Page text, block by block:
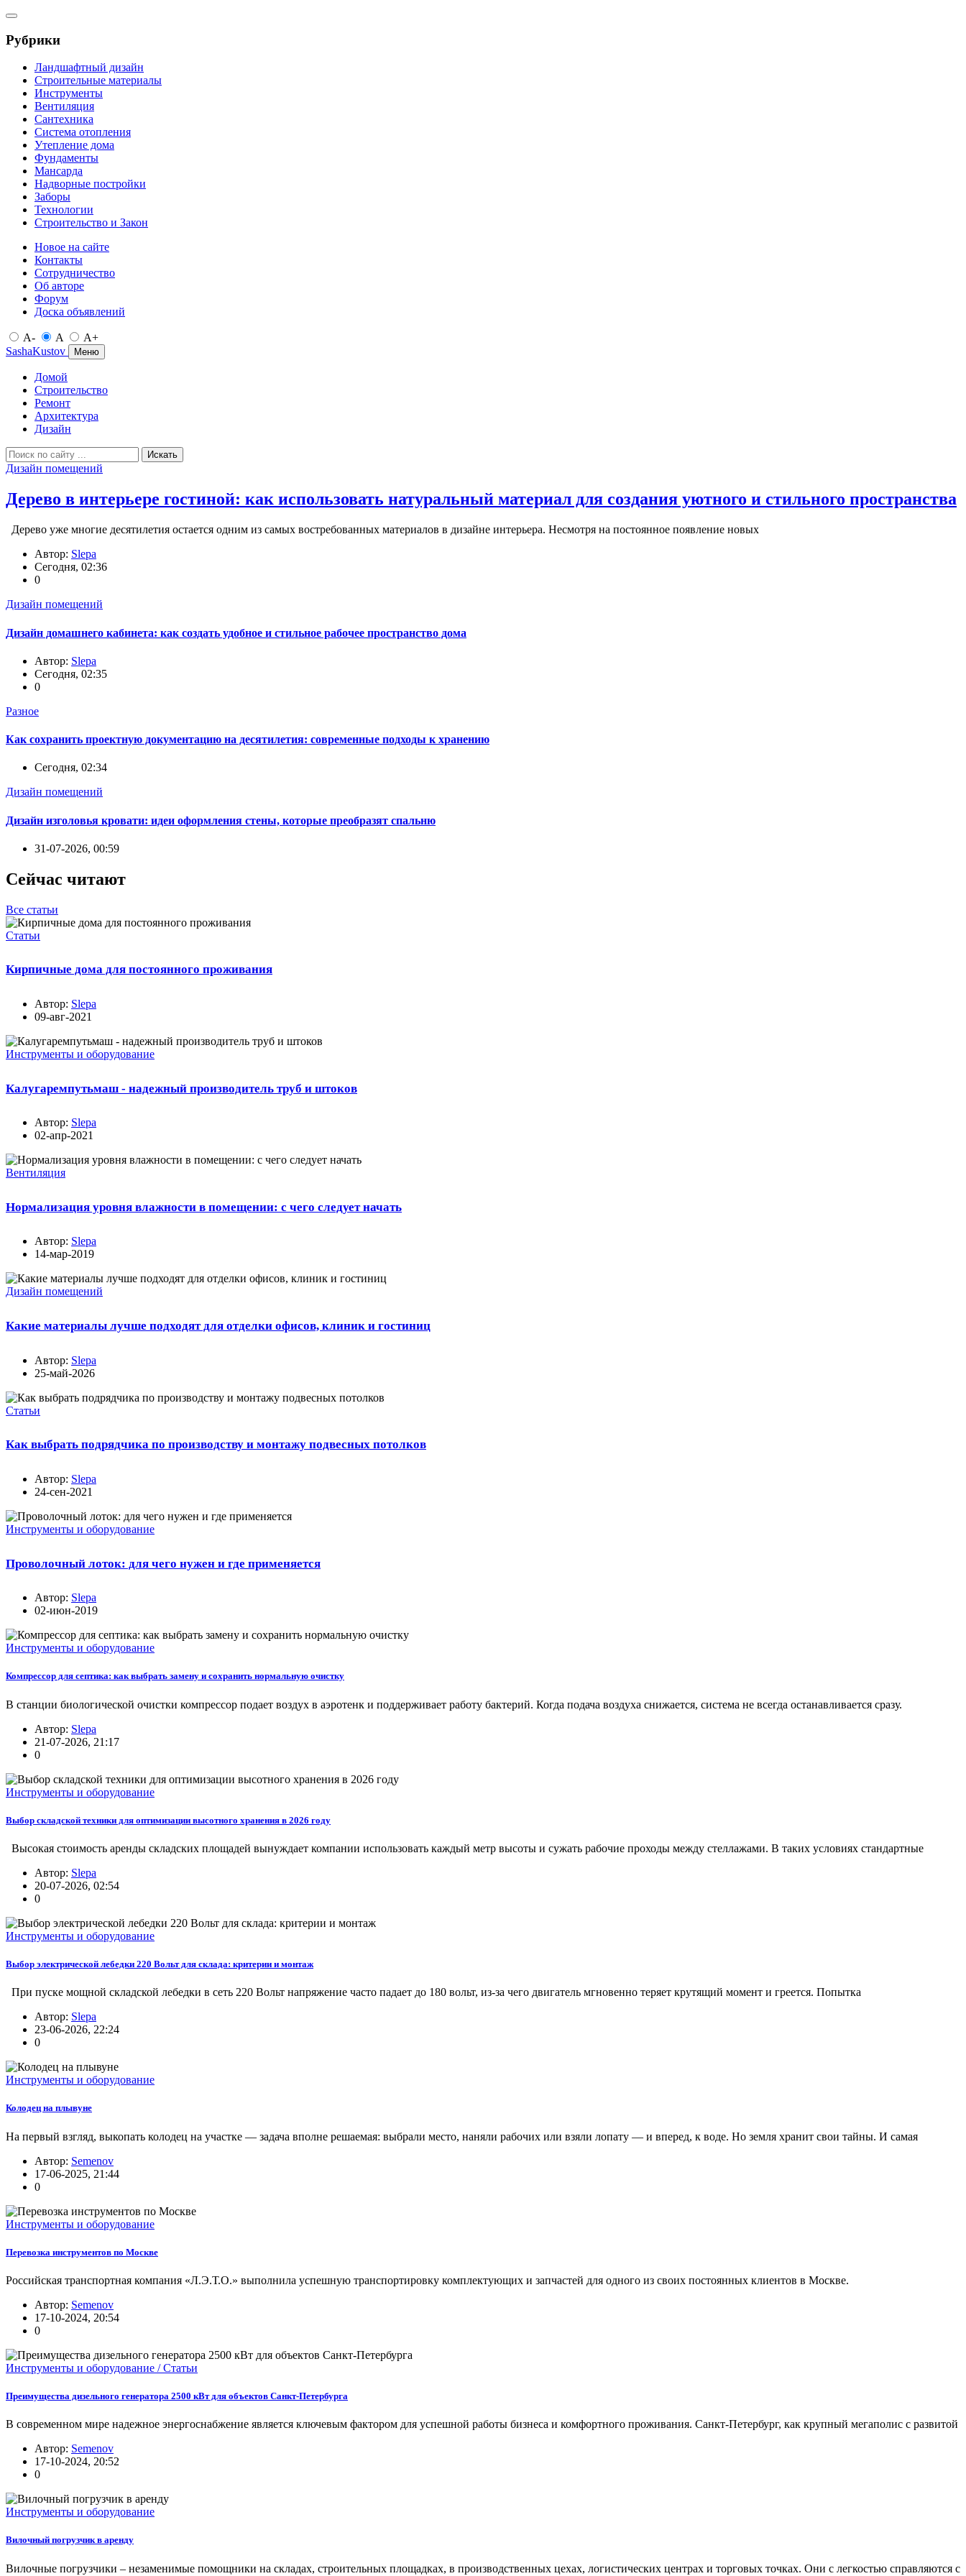
Рубрики
Ландшафтный дизайн
Строительные материалы
Инструменты
Вентиляция
Сантехника
Система отопления
Утепление дома
Фундаменты
Мансарда
Надворные постройки
Заборы
Технологии
Строительство и Закон
Новое на сайте
Контакты
Сотрудничество
Об авторе
Форум
Доска объявлений
A- A
A+
SashaKustov
Меню
Домой
Строительство
Ремонт
Архитектура
Дизайн
Искать
Дизайн помещений
Дерево в интерьере гостиной: как использовать натуральный материал для создания уютного и стильного пространства
Дерево уже многие десятилетия остается одним из самых востребованных материалов в дизайне интерьера. Несмотря на постоянное появление новых
Автор: Slepa
Сегодня, 02:36
0
Дизайн помещений
Дизайн домашнего кабинета: как создать удобное и стильное рабочее пространство дома
Автор: Slepa
Сегодня, 02:35
0
Разное
Как сохранить проектную документацию на десятилетия: современные подходы к хранению
Сегодня, 02:34
Дизайн помещений
Дизайн изголовья кровати: идеи оформления стены, которые преобразят спальню
31-07-2026, 00:59
Сейчас читают
Все статьи
Статьи
Кирпичные дома для постоянного проживания
Автор: Slepa
09-авг-2021
Инструменты и оборудование
Калугаремпутьмаш - надежный производитель труб и штоков
Автор: Slepa
02-апр-2021
Вентиляция
Нормализация уровня влажности в помещении: с чего следует начать
Автор: Slepa
14-мар-2019
Дизайн помещений
Какие материалы лучше подходят для отделки офисов, клиник и гостиниц
Автор: Slepa
25-май-2026
Статьи
Как выбрать подрядчика по производству и монтажу подвесных потолков
Автор: Slepa
24-сен-2021
Инструменты и оборудование
Проволочный лоток: для чего нужен и где применяется
Автор: Slepa
02-июн-2019
Инструменты и оборудование
Компрессор для септика: как выбрать замену и сохранить нормальную очистку
В станции биологической очистки компрессор подает воздух в аэротенк и поддерживает работу бактерий. Когда подача воздуха снижается, система не всегда останавливается сразу.
Автор: Slepa
21-07-2026, 21:17
0
Инструменты и оборудование
Выбор складской техники для оптимизации высотного хранения в 2026 году
Высокая стоимость аренды складских площадей вынуждает компании использовать каждый метр высоты и сужать рабочие проходы между стеллажами. В таких условиях стандартные
Автор: Slepa
20-07-2026, 02:54
0
Инструменты и оборудование
Выбор электрической лебедки 220 Вольт для склада: критерии и монтаж
При пуске мощной складской лебедки в сеть 220 Вольт напряжение часто падает до 180 вольт, из-за чего двигатель мгновенно теряет крутящий момент и греется. Попытка
Автор: Slepa
23-06-2026, 22:24
0
Инструменты и оборудование
Колодец на плывуне
На первый взгляд, выкопать колодец на участке — задача вполне решаемая: выбрали место, наняли рабочих или взяли лопату — и вперед, к воде. Но земля хранит свои тайны. И самая
Автор: Semenov
17-06-2025, 21:44
0
Инструменты и оборудование
Перевозка инструментов по Москве
Российская транспортная компания «Л.Э.Т.О.» выполнила успешную транспортировку комплектующих и запчастей для одного из своих постоянных клиентов в Москве.
Автор: Semenov
17-10-2024, 20:54
0
Инструменты и оборудование / Статьи
Преимущества дизельного генератора 2500 кВт для объектов Санкт-Петербурга
В современном мире надежное энергоснабжение является ключевым фактором для успешной работы бизнеса и комфортного проживания. Санкт-Петербург, как крупный мегаполис с развитой
Автор: Semenov
17-10-2024, 20:52
0
Инструменты и оборудование
Вилочный погрузчик в аренду
Вилочные погрузчики – незаменимые помощники на складах, строительных площадках, в производственных цехах, логистических центрах и торговых точках. Они с легкостью справляются с